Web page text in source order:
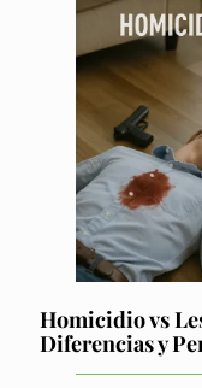
Homicidio vs
Diferencias y